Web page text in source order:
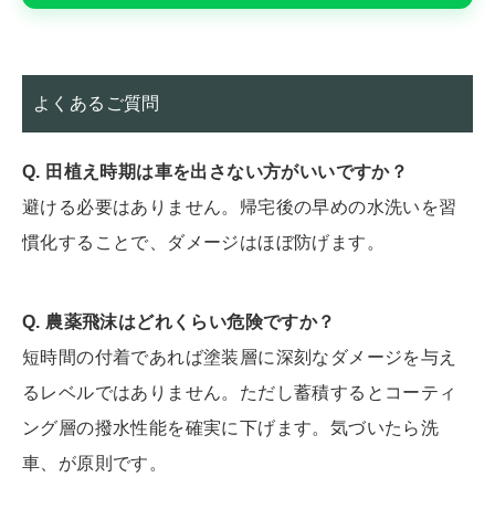
よくあるご質問
Q. 田植え時期は車を出さない方がいいですか？
避ける必要はありません。帰宅後の早めの水洗いを習
慣化することで、ダメージはほぼ防げます。
Q. 農薬飛沫はどれくらい危険ですか？
短時間の付着であれば塗装層に深刻なダメージを与え
るレベルではありません。ただし蓄積するとコーティ
ング層の撥水性能を確実に下げます。気づいたら洗
車、が原則です。